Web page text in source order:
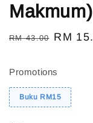
Regular
RM 43.00 Sale
RM
Promotions
Buku RM15